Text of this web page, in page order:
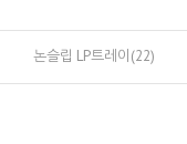
논슬립 LP트레이(22)